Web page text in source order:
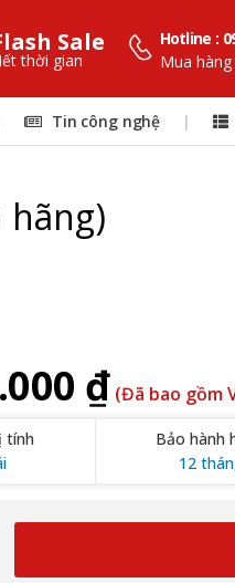
Sale
thời gian
Hotline :
Mua
Tin công nghệ |
hãng)
₫ (Đã bao gồm
tính
Bảo hành
12